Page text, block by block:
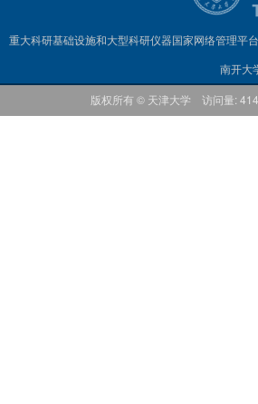
重大科研基础设施和大型科研仪器国家网络管理平台
南开大
版权所有 © 天津大学 访问量: